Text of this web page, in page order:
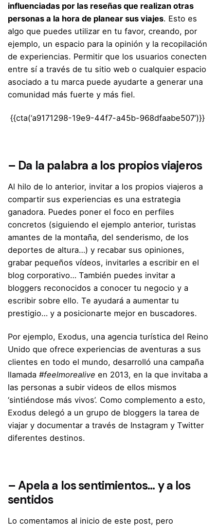
influenciadas por las reseñas que realizan otras
personas a la hora de planear sus viajes. Esto es
algo que puedes utilizar en tu favor, creando, por
ejemplo, un espacio para la opinión y la recopilación
de experiencias. Permitir que los usuarios conecten
entre sí a través de tu sitio web o cualquier espacio
asociado a tu marca puede ayudarte a generar una
comunidad más fuerte y más fiel.
{{cta(‘a9171298-19e9-44f7-a45b-968dfaabe507’)}}
– Da la palabra a los propios viajeros
Al hilo de lo anterior, invitar a los propios viajeros a
compartir sus experiencias es una estrategia
ganadora. Puedes poner el foco en perfiles
concretos (siguiendo el ejemplo anterior, turistas
amantes de la montaña, del senderismo, de los
deportes de altura…) y recabar sus opiniones,
grabar pequeños vídeos, invitarles a escribir en el
blog corporativo… También puedes invitar a
bloggers reconocidos a conocer tu negocio y a
escribir sobre ello. Te ayudará a aumentar tu
prestigio… y a posicionarte mejor en buscadores.
Por ejemplo, Exodus, una agencia turística del Reino
Unido que ofrece experiencias de aventuras a sus
clientes en todo el mundo, desarrolló una campaña
llamada #feelmorealive en 2013, en la que invitaba a
las personas a subir videos de ellos mismos
‘sintiéndose más vivos’. Como complemento a esto,
Exodus delegó a un grupo de bloggers la tarea de
viajar y documentar a través de Instagram y Twitter
diferentes destinos.
– Apela a los sentimientos… y a los
sentidos
Lo comentamos al inicio de este post, pero